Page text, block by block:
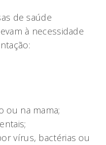
de saúde
à necessidade
ou na mama;
vírus, bactérias ou